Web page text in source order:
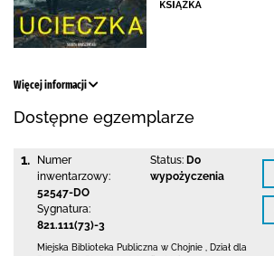
Więcej informacji
Dostępne egzemplarze
1.
Numer
inwentarzowy:
52547-DO
Sygnatura:
821.111(73)-3
Status: Do
wypożyczenia
Miejska Biblioteka Publiczna w Chojnie
Dział dla